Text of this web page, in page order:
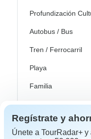
Profundización
Autobus / Bus
Tren / Ferrocarril
Playa
Familia
Private
Regístrate y
Únete a TourRadar+ y